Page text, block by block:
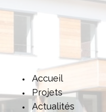
Accueil
Projets
Actualités